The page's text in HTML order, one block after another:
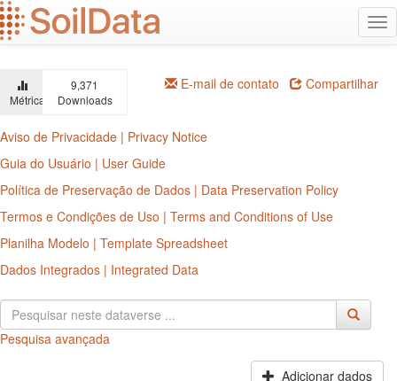
Ir
para
o
principal
Métricas
9,371
Downloads
E-mail de contato Compartilhar
Aviso de Privacidade | Privacy Notice
Guia do Usuário | User Guide
Política de Preservação de Dados | Data Preservation Policy
Termos e Condições de Uso | Terms and Conditions of Use
Planilha Modelo | Template Spreadsheet
Dados Integrados | Integrated Data
Pesquisa avançada
Adicionar dados